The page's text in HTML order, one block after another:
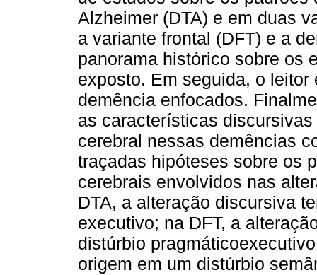
Alzheimer (DTA) e em duas
a variante frontal (DFT) e a
panorama histórico sobre os
exposto. Em seguida, o
demência enfocados.
as características
cerebral nessas demências
traçadas hipóteses sobre os
cerebrais envolvidos nas
DTA, a alteração discursiva
executivo; na DFT, a
distúrbio
origem em um distúrbio